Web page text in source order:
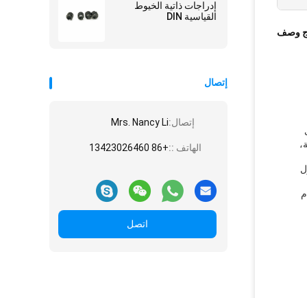
إدراجات ذاتية الخيوط
القياسية DIN
إتصال
إتصال:Mrs. Nancy Li
الهاتف ::+86 13423026460
اتصل
وصف